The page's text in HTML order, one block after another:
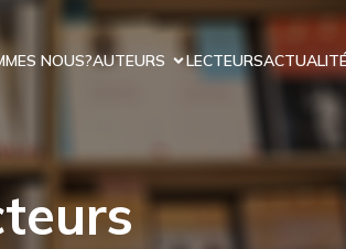
NOUS?AUTEURS LECTEURS